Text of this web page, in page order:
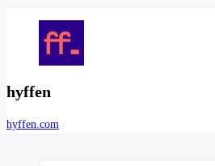
hyffen
hyffen.com